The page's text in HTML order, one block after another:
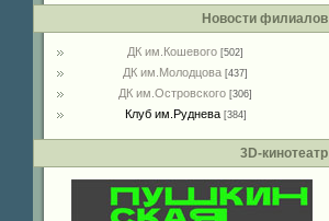
Новости филиалов
ДК им.Кошевого [502]
ДК им.Молодцова [437]
ДК им.Островского [306]
Клуб им.Руднева [384]
3D-кинотеатр